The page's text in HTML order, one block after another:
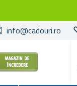
info@cadouri.ro